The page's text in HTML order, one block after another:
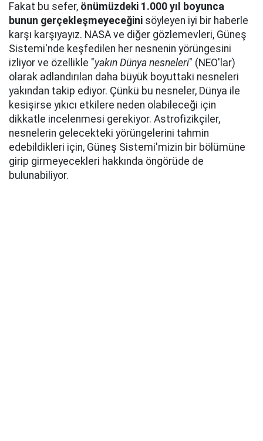
Fakat bu sefer, önümüzdeki 1.000 yıl boyunca
bunun gerçekleşmeyeceğini söyleyen iyi bir haberle
karşı karşıyayız. NASA ve diğer gözlemevleri, Güneş
Sistemi'nde keşfedilen her nesnenin yörüngesini
izliyor ve özellikle "yakın Dünya nesneleri" (NEO'lar)
olarak adlandırılan daha büyük boyuttaki nesneleri
yakından takip ediyor. Çünkü bu nesneler, Dünya ile
kesişirse yıkıcı etkilere neden olabileceği için
dikkatle incelenmesi gerekiyor. Astrofizikçiler,
nesnelerin gelecekteki yörüngelerini tahmin
edebildikleri için, Güneş Sistemi'mizin bir bölümüne
girip girmeyecekleri hakkında öngörüde de
bulunabiliyor.